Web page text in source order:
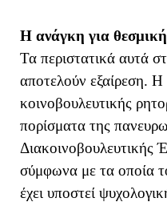
Η ανάγκη για
Τα περιστατικά αυτά
αποτελούν εξαίρεση.
κοινοβουλευτικής
πορίσματα της
σύμφωνα με τα οποία
έχει υποστεί